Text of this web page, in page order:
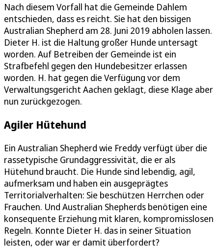
Nach diesem Vorfall hat die Gemeinde Dahlem
entschieden, dass es reicht. Sie hat den bissigen
Australian Shepherd am 28. Juni 2019 abholen lassen.
Dieter H. ist die Haltung großer Hunde untersagt
worden. Auf Betreiben der Gemeinde ist ein
Strafbefehl gegen den Hundebesitzer erlassen
worden. H. hat gegen die Verfügung vor dem
Verwaltungsgericht Aachen geklagt, diese Klage aber
nun zurückgezogen.
Agiler Hütehund
Ein Australian Shepherd wie Freddy verfügt über die
rassetypische Grundaggressivität, die er als
Hütehund braucht. Die Hunde sind lebendig, agil,
aufmerksam und haben ein ausgeprägtes
Territorialverhalten: Sie beschützen Herrchen oder
Frauchen. Und Australian Shepherds benötigen eine
konsequente Erziehung mit klaren, kompromisslosen
Regeln. Konnte Dieter H. das in seiner Situation
leisten, oder war er damit überfordert?